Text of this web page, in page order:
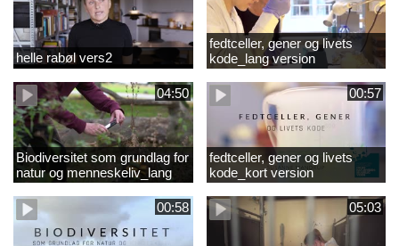
helle rabøl vers2
fedtceller, gener og livets
kode_lang version
04:50
Biodiversitet som grundlag for
natur og menneskeliv_lang
version
00:57
fedtceller, gener og livets
kode_kort version
00:58 05:03